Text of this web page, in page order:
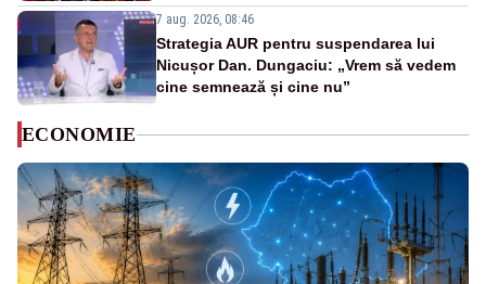
7 aug. 2026, 08:46
Strategia AUR pentru suspendarea lui
Nicușor Dan. Dungaciu: „Vrem să vedem
cine semnează și cine nu”
ECONOMIE